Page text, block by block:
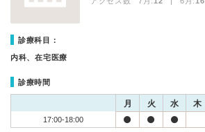
診療科目：
内科、在宅医療
診療時間
月 火 水 木
17:00-18:00